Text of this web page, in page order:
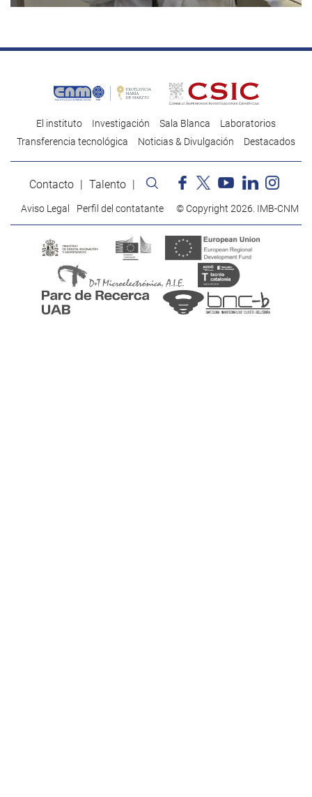
El instituto Investigación Sala Blanca
Laboratorios
Transferencia tecnológica
Noticias & Divulgación Destacados
Contacto Talento
Aviso Legal Perfil del contatante © Copyright 2026. IMB-CNM